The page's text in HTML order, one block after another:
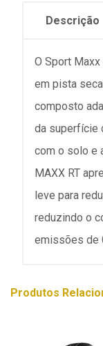
Descrição
O Sport
em pista
composto
da superfície
com o solo e
MAXX RT
leve para
reduzindo o
emissões de
Produtos